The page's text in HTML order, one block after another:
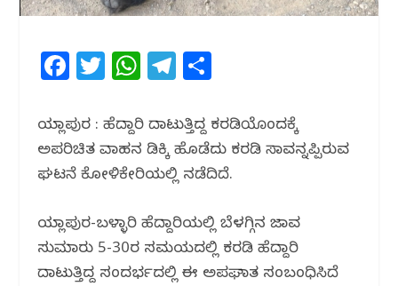
F
c
e
b
o
o
k
T
itt
e
r
W
at
s
A
p
p
T
e
g
ra
m
ar
e
ಯಲ್ಲಾಪುರ : ಹೆದ್ದಾರಿ ದಾಟುತ್ತಿದ್ದ ಕರಡಿಯೊಂದಕ್ಕೆ
ಅಪರಿಚಿತ ವಾಹನ ಡಿಕ್ಕಿ ಹೊಡೆದು ಕರಡಿ ಸಾವನ್ನಪ್ಪಿರುವ
ಘಟನೆ ಕೋಳಿಕೇರಿಯಲ್ಲಿ ನಡೆದಿದೆ.
ಯಲ್ಲಾಪುರ-ಬಳ್ಳಾರಿ ಹೆದ್ದಾರಿಯಲ್ಲಿ ಬೆಳಗ್ಗಿನ ಜಾವ
ಸುಮಾರು 5-30ರ ಸಮಯದಲ್ಲಿ ಕರಡಿ ಹೆದ್ದಾರಿ
ದಾಟುತ್ತಿದ್ದ ಸಂದರ್ಭದಲ್ಲಿ ಈ ಅಪಘಾತ ಸಂಬಂಧಿಸಿದೆ